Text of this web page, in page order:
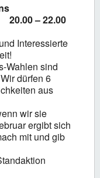
– 22.00
Interessierte
Wahlen sind
dürfen 6
aus
wir sie
ergibt sich
mit und gib